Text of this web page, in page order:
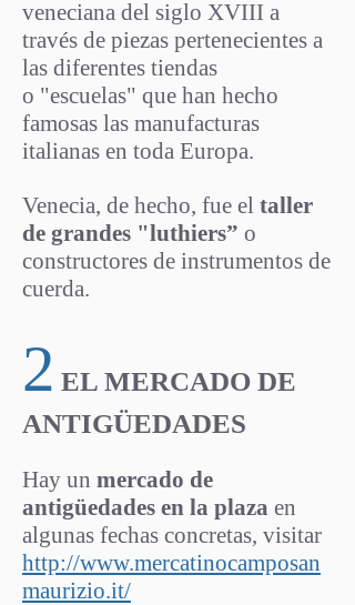
veneciana del siglo XVIII a
través de piezas pertenecientes a
las diferentes tiendas
o "escuelas" que han hecho
famosas las manufacturas
italianas en toda Europa.
Venecia, de hecho, fue el taller
de grandes "luthiers” o
constructores de instrumentos de
cuerda.
2 EL MERCADO DE
ANTIGÜEDADES
Hay un mercado de
antigüedades en la plaza en
algunas fechas concretas, visitar
http://www.mercatinocamposan
maurizio.it/